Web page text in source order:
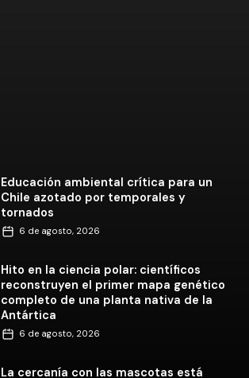
Educación ambiental crítica para un
Chile azotado por temporales y
tornados
6 de agosto, 2026
Hito en la ciencia polar: científicos
reconstruyen el primer mapa genético
completo de una planta nativa de la
Antártica
6 de agosto, 2026
La cercanía con las mascotas está